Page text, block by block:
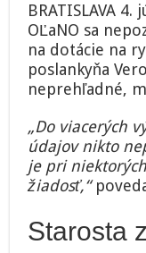
BRATISLAVA
OĽaNO sa
na dotácie na
poslankyňa
neprehľadné,
„Do viacerých
údajov nikto
je pri
žiadosť,“
Starosta